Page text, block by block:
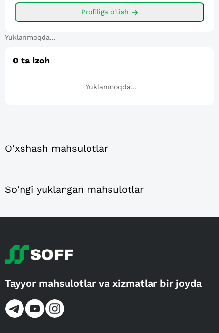
Profiliga o'tish
Yuklanmoqda...
0 ta izoh
Yuklanmoqda...
O'xshash mahsulotlar
So'ngi yuklangan mahsulotlar
Tayyor mahsulotlar va xizmatlar bir joyda